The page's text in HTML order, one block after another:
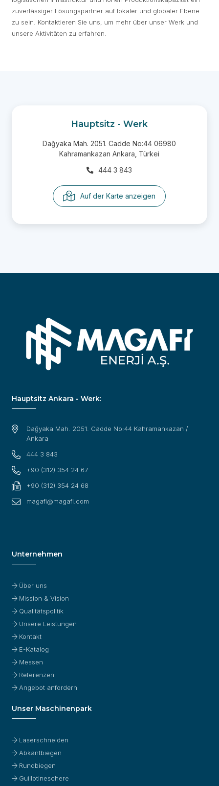
zuverlässiger Lösungspartner auf lokaler und globaler Ebene
zu sein. Kontaktieren Sie uns, um mehr über unser Werk und
unsere Aktivitäten zu erfahren.
Hauptsitz - Werk
Dağyaka Mah. 2051. Cadde No:44 06980
Kahramankazan Ankara, Türkei
444 3 843
Auf der Karte anzeigen
Hauptsitz Ankara - Werk:
Dağyaka Mah. 2051. Cadde No:44 Kahramankazan /
Ankara
444 3 843
+90 (312) 354 24 67
+90 (312) 354 24 68
magafi@magafi.com
Unternehmen
Über uns
Mission & Vision
Qualitätspolitik
Unsere Leistungen
Kontakt
E-Katalog
Messen
Referenzen
Angebot anfordern
Unser Maschinenpark
Laserschneiden
Abkantbiegen
Rundbiegen
Guillotineschere